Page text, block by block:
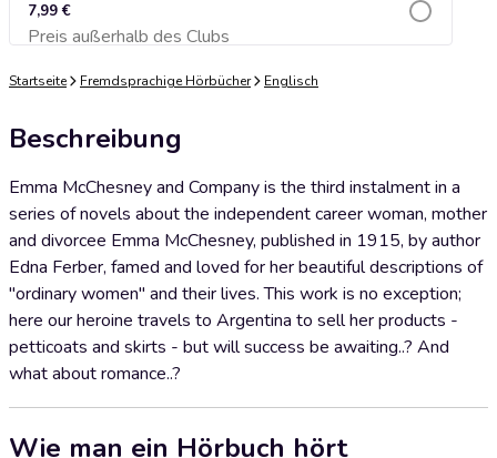
7,99 €
Preis außerhalb des ClubsZum Warenkorb hinzufügen
Startseite Fremdsprachige Hörbücher Englisch
Beschreibung
Emma McChesney and Company is the third instalment in a
series of novels about the independent career woman, mother
and divorcee Emma McChesney, published in 1915, by author
Edna Ferber, famed and loved for her beautiful descriptions of
"ordinary women" and their lives. This work is no exception;
here our heroine travels to Argentina to sell her products -
petticoats and skirts - but will success be awaiting..? And
what about romance..?
Wie man ein Hörbuch hört